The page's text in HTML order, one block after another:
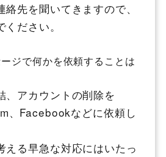
絡先を聞いてきますので、
ださい。
ジで何かを依頼することは
、アカウントの削除を
、Facebookなどに依頼し
える早急な対応にはいたっ